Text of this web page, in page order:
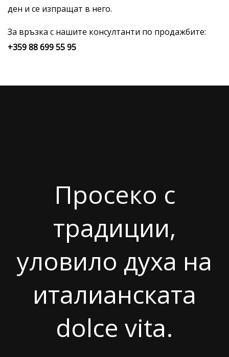
ден и се изпращат в него.
За връзка с нашите консултанти по продажбите:
+359 88 699 55 95
Просеко с
традиции,
уловило духа на
италианската
dolce vita.